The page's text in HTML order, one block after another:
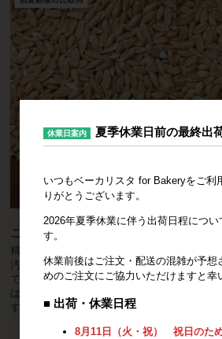
このまま製粉できるように精麦済み
精麦機を使って麦の外皮を約5%削る（ピー
汚れや雑菌を除去しました。そのまま製粉機
で、お店での作業がスムーズに進みます。原
はありませんが、高温多湿な環境では虫やカ
すので、保存には十分ご注意ください。
休業日案内 夏季休業日前の最終出
いつもベーカリスタ for Bakeryをご利
りがとうございます。
2026年夏季休業に伴う出荷日程につい
す。
休業前後はご注文・配送の混雑が予想
めのご注文にご協力いただけますと幸
■ 出荷・休業日程
8月11日（火・祝） 祝日のた